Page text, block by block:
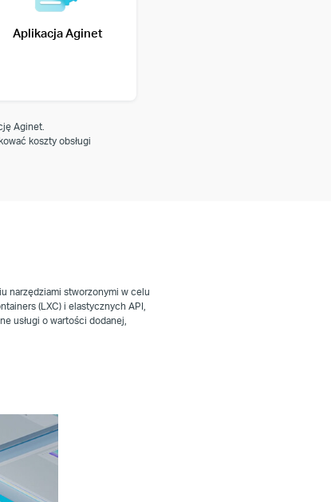
Aplikacja Aginet
Aginet.
koszty obsługi
narzędziami stworzonymi w celu
(LXC) i elastycznych API,
usługi o wartości dodanej,